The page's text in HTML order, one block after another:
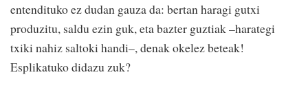
entendituko ez dudan gauza da: bertan haragi gutxi
produzitu, saldu ezin guk, eta bazter guztiak –harategi
txiki nahiz saltoki handi–, denak okelez beteak!
Esplikatuko didazu zuk?